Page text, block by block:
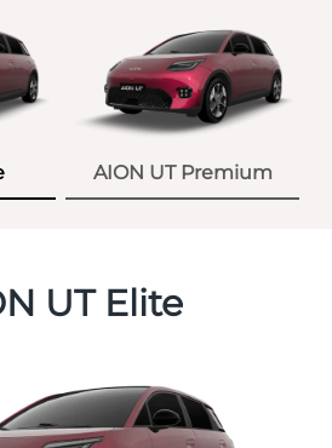
AION UT Premium
UT Elite